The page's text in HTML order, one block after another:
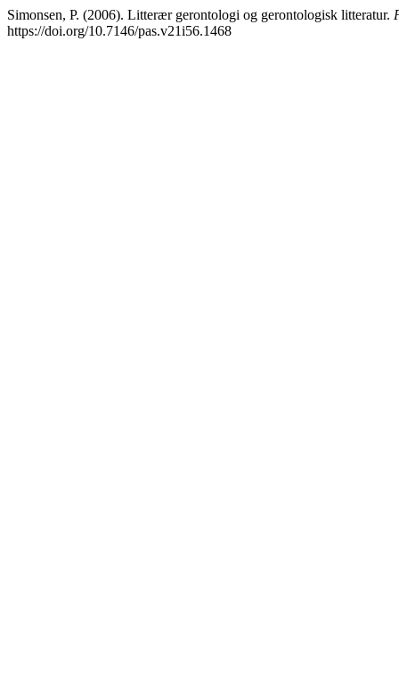
Simonsen, P. (2006). Litterær gerontologi og gerontologisk litteratur.
https://doi.org/10.7146/pas.v21i56.1468